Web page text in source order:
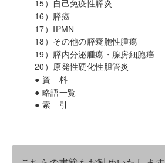
15）自己免疫性膵炎
16）膵癌
17）IPMN
18）その他の膵嚢胞性腫瘍
19）膵内分泌腫瘍・腺房細胞癌
20）原発性硬化性胆管炎
● 資 料
● 略語一覧
● 索 引